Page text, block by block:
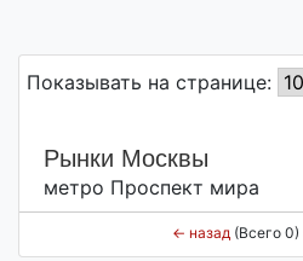
Показывать на странице:
Рынки Москвы
метро Проспект мира
← назад (Всего 0)